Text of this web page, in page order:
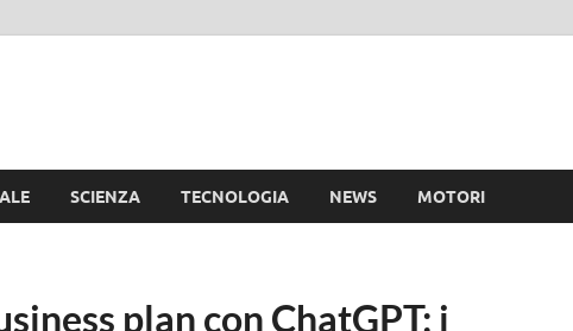
SCIENZA TECNOLOGIA NEWS MOTORI
plan con ChatGPT: i